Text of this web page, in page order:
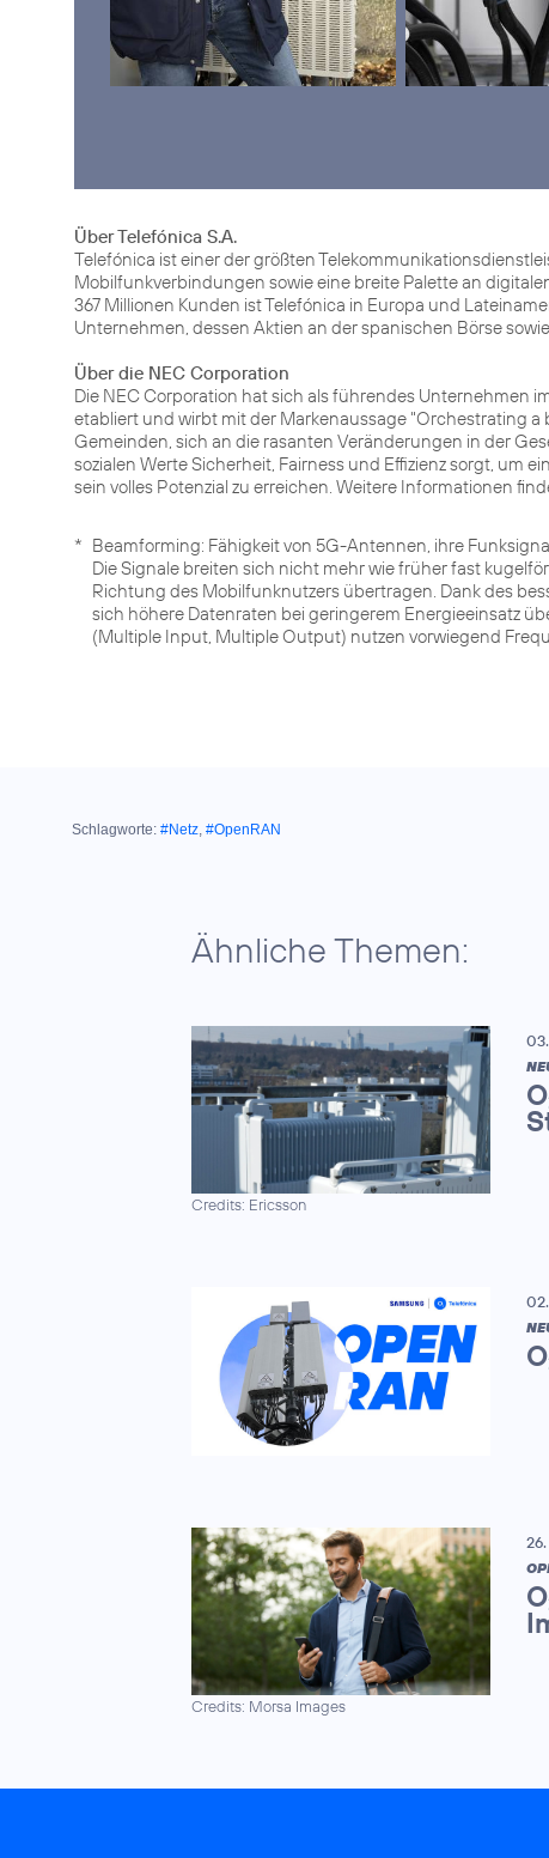
Über Telefónica S.A.
Telefónica ist einer der größten
Mobilfunkverbindungen sowie eine breite Palette an
367 Millionen Kunden ist Telefónica in Europa und
Unternehmen, dessen Aktien an der spanischen Börse
Über die NEC Corporation
Die NEC Corporation hat sich als führendes Unternehmen
etabliert und wirbt mit der Markenaussage "Orchestrating
Gemeinden, sich an die rasanten Veränderungen in der
sozialen Werte Sicherheit, Fairness und Effizienz sorgt, um
sein volles Potenzial zu erreichen. Weitere Informationen
* Beamforming: Fähigkeit von 5G-Antennen, ihre
Die Signale breiten sich nicht mehr wie früher fast
Richtung des Mobilfunknutzers übertragen. Dank des
sich höhere Datenraten bei geringerem Energieeinsatz
(Multiple Input, Multiple Output) nutzen vorwiegend
Schlagworte: #Netz #OpenRAN
Ähnliche Themen:
Credits: Ericsson
O
O
Credits: Morsa Images
O